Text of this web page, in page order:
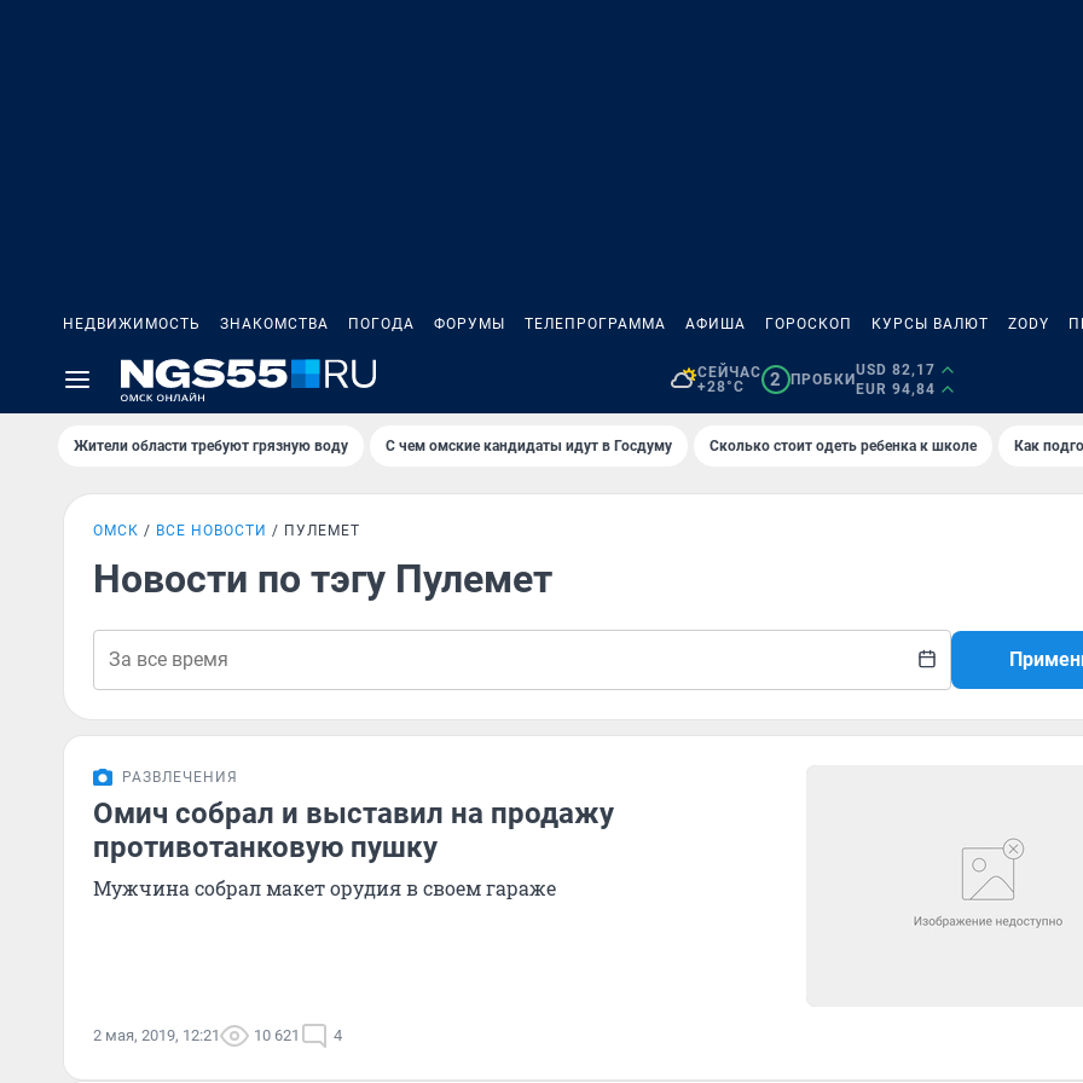
НЕДВИЖИМОСТЬ ЗНАКОМСТВА ПОГОДА ФОРУМЫ ТЕЛЕПРОГРАММА АФИША ГОРОСКОП КУРСЫ ВАЛЮТ ZODY
СЕЙЧАС
+28°C
2 ПРОБКИ
USD 82,17
EUR 94,84
Жители области требуют грязную воду С чем омские кандидаты идут в Госдуму Сколько стоит одеть ребенка к школе Как
ОМСК ВСЕ НОВОСТИ ПУЛЕМЕТ
Новости по тэгу Пулемет
РАЗВЛЕЧЕНИЯ
Омич собрал и выставил на продажу
противотанковую пушку
Мужчина собрал макет орудия в своем гараже
2 мая, 2019, 12:21 10 621 4